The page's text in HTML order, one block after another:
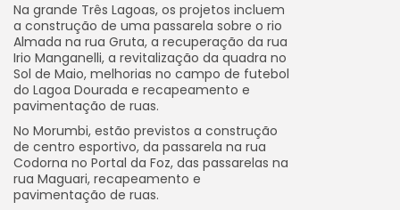
Na grande Três Lagoas, os projetos incluem
a construção de uma passarela sobre o rio
Almada na rua Gruta, a recuperação da rua
Irio Manganelli, a revitalização da quadra no
Sol de Maio, melhorias no campo de futebol
do Lagoa Dourada e recapeamento e
pavimentação de ruas.
No Morumbi, estão previstos a construção
de centro esportivo, da passarela na rua
Codorna no Portal da Foz, das passarelas na
rua Maguari, recapeamento e
pavimentação de ruas.